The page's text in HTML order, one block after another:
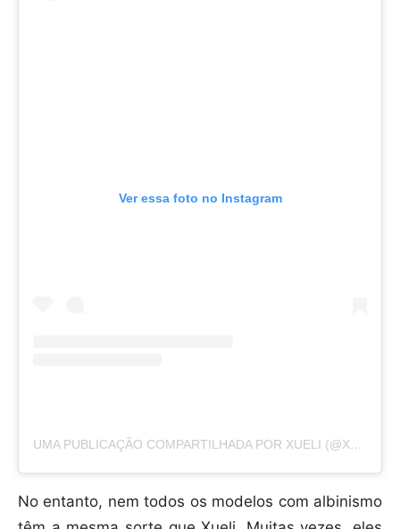
Ver essa foto no Instagram
UMA PUBLICAÇÃO COMPARTILHADA POR XUELI (@XUELI_A)
No entanto, nem todos os modelos com albinismo